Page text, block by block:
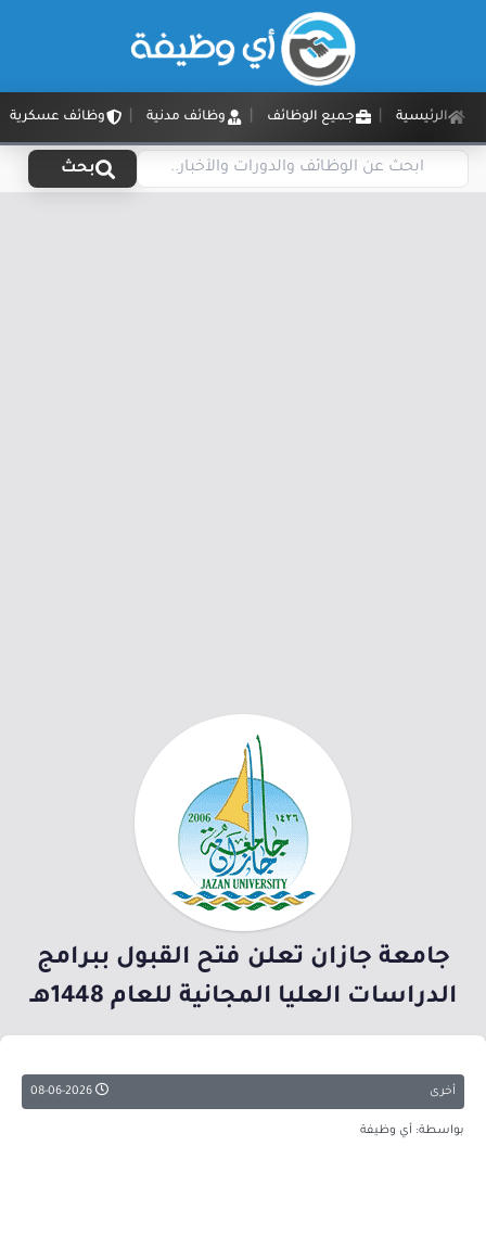
الرئيسية جميع الوظائف وظائف مدنية وظائف عسكرية
بحث
جامعة جازان تعلن فتح القبول ببرامج
الدراسات العليا المجانية للعام 1448هـ
أخرى
بواسطة: أي وظيفة